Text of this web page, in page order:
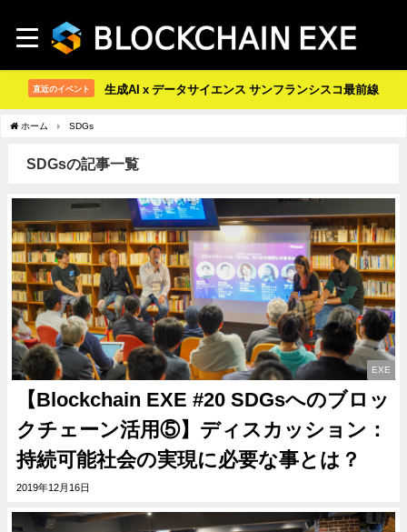
直近のイベント 生成AI x データサイエンス サンフランシスコ最前線
ホーム SDGs
SDGsの記事一覧
EXE
【Blockchain EXE #20 SDGsへのブロッ
クチェーン活用⑤】ディスカッション：
持続可能社会の実現に必要な事とは？
2019年12月16日